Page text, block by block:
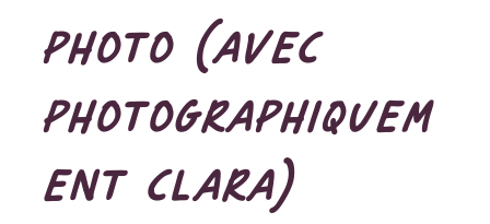
PHOTO (AVEC
PHOTOGRAPHIQUEM
ENT CLARA)